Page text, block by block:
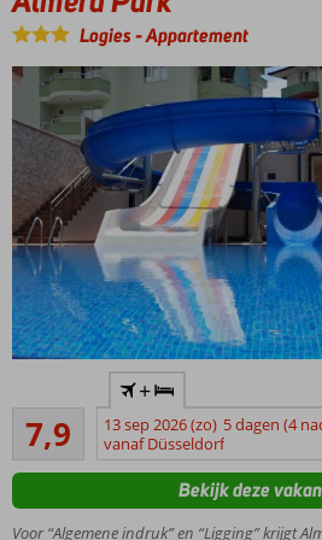
Logies-Appartement
geprijsd!
Strand
vlakbij,
7,9
199
beoordelingen
+
13 sep 2026 (zo) 5 dagen (4
vanaf Düsseldorf
Voor “Algemene indruk” en “Ligging” krijgt
Bekijk deze